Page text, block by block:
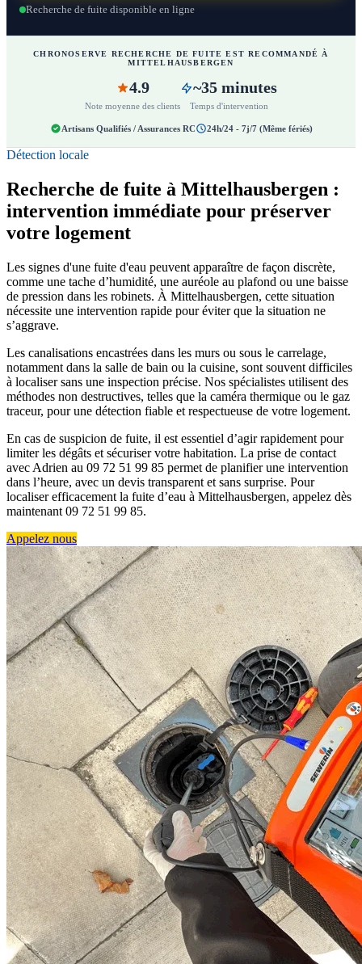
Recherche de fuite disponible en ligne
CHRONOSERVE RECHERCHE DE FUITE EST RECOMMANDÉ À
MITTELHAUSBERGEN
4.9
Note moyenne des clients
~35 minutes
Temps d'intervention
Artisans Qualifiés / Assurances RC 24h/24 - 7j/7 (Même fériés)
Détection locale
Recherche de fuite à Mittelhausbergen :
intervention immédiate pour préserver
votre logement
Les signes d'une fuite d'eau peuvent apparaître de façon discrète,
comme une tache d’humidité, une auréole au plafond ou une baisse
de pression dans les robinets. À Mittelhausbergen, cette situation
nécessite une intervention rapide pour éviter que la situation ne
s’aggrave.
Les canalisations encastrées dans les murs ou sous le carrelage,
notamment dans la salle de bain ou la cuisine, sont souvent difficiles
à localiser sans une inspection précise. Nos spécialistes utilisent des
méthodes non destructives, telles que la caméra thermique ou le gaz
traceur, pour une détection fiable et respectueuse de votre logement.
En cas de suspicion de fuite, il est essentiel d’agir rapidement pour
limiter les dégâts et sécuriser votre habitation. La prise de contact
avec Adrien au 09 72 51 99 85 permet de planifier une intervention
dans l’heure, avec un devis transparent et sans surprise. Pour
localiser efficacement la fuite d’eau à Mittelhausbergen, appelez dès
maintenant 09 72 51 99 85.
Appelez nous